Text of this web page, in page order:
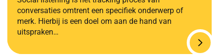
conversaties omtrent een specifiek onderwerp of
merk. Hierbij is een doel om aan de hand van
uitspraken…